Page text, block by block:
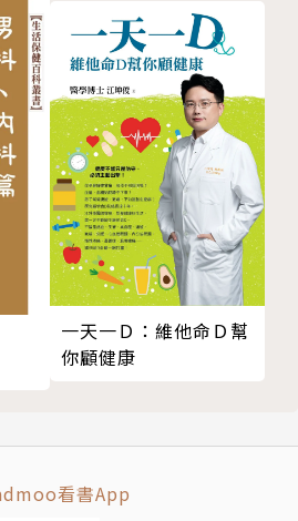
伽（Hatha Yoga）超過40
（Pune）的拉瑪瑪妮艾揚格瑜
Iyengar Memorial Yoga In
艾揚格（B.K.S. Iyengar）學
格的示範和指引。2005年，雷
西方醫學、生物力學、生理學和
合數位3D藝術家克里斯．麥西
精髓更加具體明確地放大並分
全球，融合科學、藝術和瑜伽之
於辛尼加學院（Seneca Colle
筋膜層
照
一天一Ｄ：維他命Ｄ幫
你顧健康
看書App